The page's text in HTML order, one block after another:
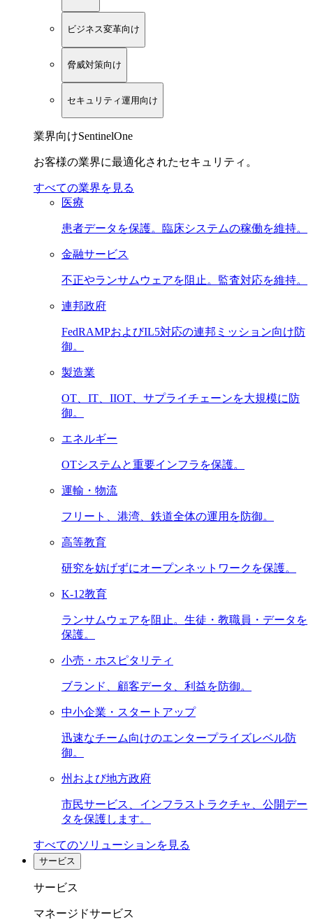
ビジネス変革向け
脅威対策向け
セキュリティ運用向け
業界向けSentinelOne
お客様の業界に最適化されたセキュリティ。
すべての業界を見る
医療
患者データを保護。臨床システムの稼働を維持。
金融サービス
不正やランサムウェアを阻止。監査対応を維持。
連邦政府
FedRAMPおよびIL5対応の連邦ミッション向け防
御。
製造業
OT、IT、IIOT、サプライチェーンを大規模に防
御。
エネルギー
OTシステムと重要インフラを保護。
運輸・物流
フリート、港湾、鉄道全体の運用を防御。
高等教育
研究を妨げずにオープンネットワークを保護。
K-12教育
ランサムウェアを阻止。生徒・教職員・データを
保護。
小売・ホスピタリティ
ブランド、顧客データ、利益を防御。
中小企業・スタートアップ
迅速なチーム向けのエンタープライズレベル防
御。
州および地方政府
市民サービス、インフラストラクチャ、公開デー
タを保護します。
すべてのソリューションを見る
サービス
サービス
マネージドサービス